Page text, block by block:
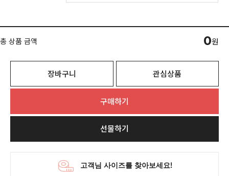
총 상품 금액 0원
장바구니 관심상품
구매하기
선물하기